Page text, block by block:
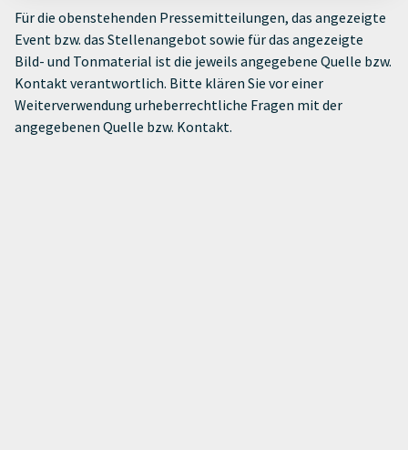
Für die obenstehenden Pressemitteilungen, das angezeigte
Event bzw. das Stellenangebot sowie für das angezeigte
Bild- und Tonmaterial ist die jeweils angegebene Quelle bzw.
Kontakt verantwortlich. Bitte klären Sie vor einer
Weiterverwendung urheberrechtliche Fragen mit der
angegebenen Quelle bzw. Kontakt.